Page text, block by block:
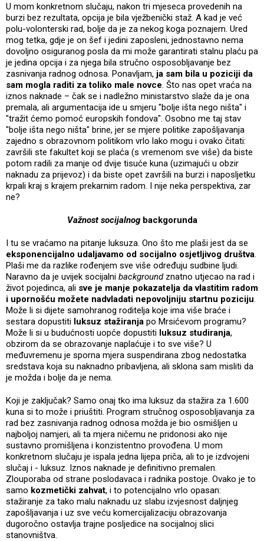
U mom konkretnom slučaju, nakon tri mjeseca provedenih na
burzi bez rezultata, opcija je bila vježbenički staž. A kad je već
polu-volonterski rad, bolje da je za nekog koga poznajem. Ured
mog tetka, gdje je on šef i jedini zaposleni, jednostavno nema
dovoljno osiguranog posla da mi može garantirati stalnu plaću pa
je jedina opcija i za njega bila stručno osposobljavanje bez
zasnivanja radnog odnosa. Ponavljam, ja sam bila u poziciji da
sam mogla raditi za toliko male novce . Što nas opet vraća na
iznos naknade – čak se i nadležno ministarstvo slaže da je ona
premala, ali argumentacija ide u smjeru "bolje išta nego ništa" i
"tražit ćemo pomoć europskih fondova". Osobno me taj stav
"bolje išta nego ništa" brine, jer se mjere politike zapošljavanja
zajedno s obrazovnom politikom vrlo lako mogu i ovako čitati:
završili ste fakultet koji se plaća (s vremenom sve više) da biste
potom radili za manje od dvije tisuće kuna (uzimajući u obzir
naknadu za prijevoz) i da biste opet završili na burzi i naposljetku
krpali kraj s krajem prekarnim radom. I nije neka perspektiva, zar
ne?
Važnost socijalnog backgorunda
I tu se vraćamo na pitanje luksuza. Ono što me plaši jest da se
eksponencijalno udaljavamo od socijalno osjetljivog društva
Plaši me da razlike rođenjem sve više određuju sudbine ljudi.
Naravno da je uvijek socijalni background znatno utjecao na rad i
život pojedinca, ali sve je manje pokazatelja da vlastitim radom
i upornošću možete nadvladati nepovoljniju startnu poziciju
Može li si dijete samohranog roditelja koje ima više braće i
sestara dopustiti luksuz stažiranja po Mrsićevom programu?
Može li si u budućnosti uopće dopustiti luksuz studiranja,
obzirom da se obrazovanje naplaćuje i to sve više? U
međuvremenu je sporna mjera suspendirana zbog nedostatka
sredstava koja su naknadno pribavljena, ali sklona sam misliti da
je možda i bolje da je nema.
Koji je zaključak? Samo onaj tko ima luksuz da stažira za 1.600
kuna si to može i priuštiti. Program stručnog osposobljavanja za
rad bez zasnivanja radnog odnosa možda je bio osmišljen u
najboljoj namjeri, ali ta mjera ničemu ne pridonosi ako nije
sustavno promišljena i konzistentno provođena. U mom
konkretnom slučaju je ispala jedna lijepa priča, ali to je izdvojeni
slučaj i - luksuz. Iznos naknade je definitivno premalen.
Zlouporaba od strane poslodavaca i radnika postoje. Ovako je to
samo kozmetički zahvat, i to potencijalno vrlo opasan:
stažiranje za tako malu naknadu uz slabu izvjesnost daljnjeg
zapošljavanja i uz sve veću komercijalizaciju obrazovanja
dugoročno ostavlja trajne posljedice na socijalnoj slici
stanovništva.